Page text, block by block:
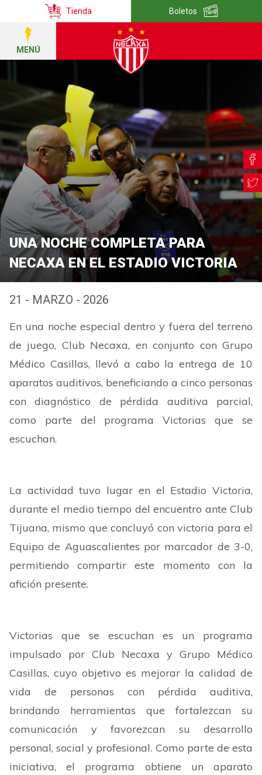
Tienda Boletos
MENÚ
UNA NOCHE COMPLETA PARA
NECAXA EN EL ESTADIO VICTORIA
21 - MARZO - 2026
En una noche especial dentro y fuera del terreno
de juego, Club Necaxa, en conjunto con Grupo
Médico Casillas, llevó a cabo la entrega de 10
aparatos auditivos, beneficiando a cinco personas
con diagnóstico de pérdida auditiva parcial,
como parte del programa Victorias que se
escuchan.
La actividad tuvo lugar en el Estadio Victoria,
durante el medio tiempo del encuentro ante Club
Tijuana, mismo que concluyó con victoria para el
Equipo de Aguascalientes por marcador de 3-0,
permitiendo compartir este momento con la
afición presente.
Victorias que se escuchan es un programa
impulsado por Club Necaxa y Grupo Médico
Casillas, cuyo objetivo es mejorar la calidad de
vida de personas con pérdida auditiva,
brindando herramientas que fortalezcan su
comunicación y favorezcan su desarrollo
personal, social y profesional. Como parte de esta
iniciativa, el programa obtiene un aparato